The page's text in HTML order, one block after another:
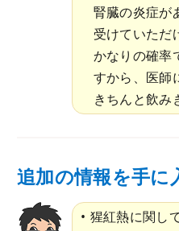
腎臓の炎症が
受けていただ
かなりの確率
すから、医師
きちんと飲み
追加の情報を手に
猩紅熱に関し